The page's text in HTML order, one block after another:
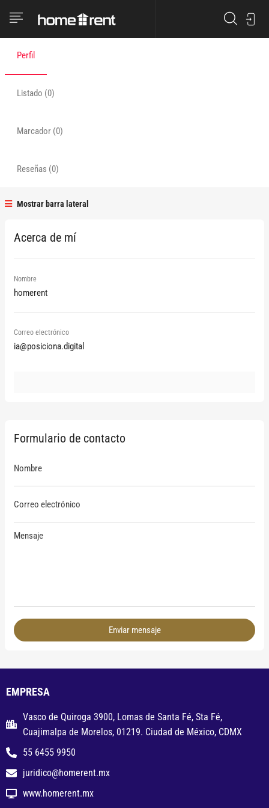
May 2023
Perfil
Listado (0)
Marcador (0)
Reseñas (0)
Mostrar barra lateral
Acerca de mí
Nombre
homerent
Correo electrónico
ia@posiciona.digital
Formulario de contacto
Enviar mensaje
EMPRESA
Vasco de Quiroga 3900, Lomas de Santa Fé, Sta Fé,
Cuajimalpa de Morelos, 01219. Ciudad de México, CDMX
55 6455 9950
juridico@homerent.mx
www.homerent.mx